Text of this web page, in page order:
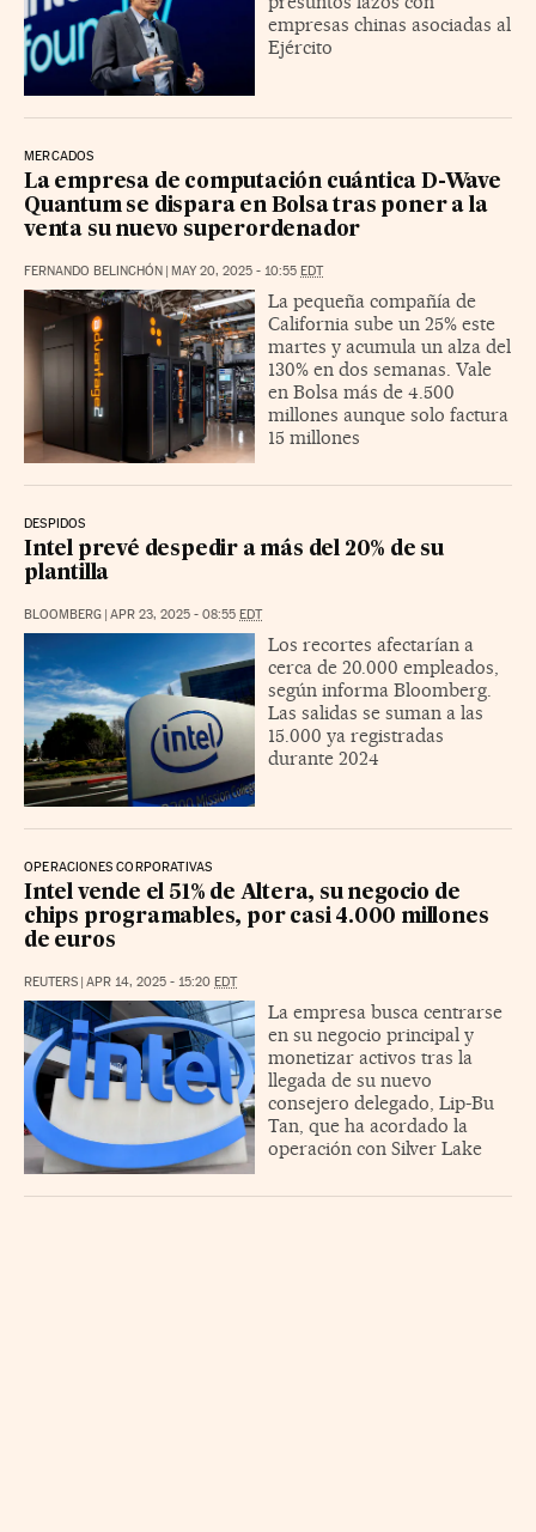
empresas chinas asociadas al
Ejército
MERCADOS
La empresa de computación cuántica D-Wave
Quantum se dispara en Bolsa tras poner a la
venta su nuevo superordenador
FERNANDO BELINCHÓN | MAY 20, 2025 - 10:55 EDT
La pequeña compañía de
California sube un 25% este
martes y acumula un alza del
130% en dos semanas. Vale
en Bolsa más de 4.500
millones aunque solo factura
15 millones
DESPIDOS
Intel prevé despedir a más del 20% de su
plantilla
BLOOMBERG | APR 23, 2025 - 08:55 EDT
Los recortes afectarían a
cerca de 20.000 empleados,
según informa Bloomberg.
Las salidas se suman a las
15.000 ya registradas
durante 2024
OPERACIONES CORPORATIVAS
Intel vende el 51% de Altera, su negocio de
chips programables, por casi 4.000 millones
de euros
REUTERS | APR 14, 2025 - 15:20 EDT
La empresa busca centrarse
en su negocio principal y
monetizar activos tras la
llegada de su nuevo
consejero delegado, Lip-Bu
Tan, que ha acordado la
operación con Silver Lake